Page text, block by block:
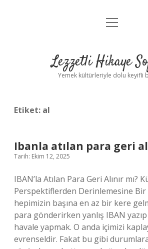
Anasayfa
Yasal Uyarı
menüyü
Lezzetli Hikaye
Yemek kültürleriyle dolu keyifli
Etiket: al
Ibanla atılan para geri
Tarih: Ekim 12, 2025
IBAN’la Atılan Para Geri Alınır mı?
Perspektiflerden Derinlemesine Bir
hepimizin başına en az bir kere
para gönderirken yanlış IBAN
havale yapmak. O anda içimizi
evrenseldir. Fakat bu gibi